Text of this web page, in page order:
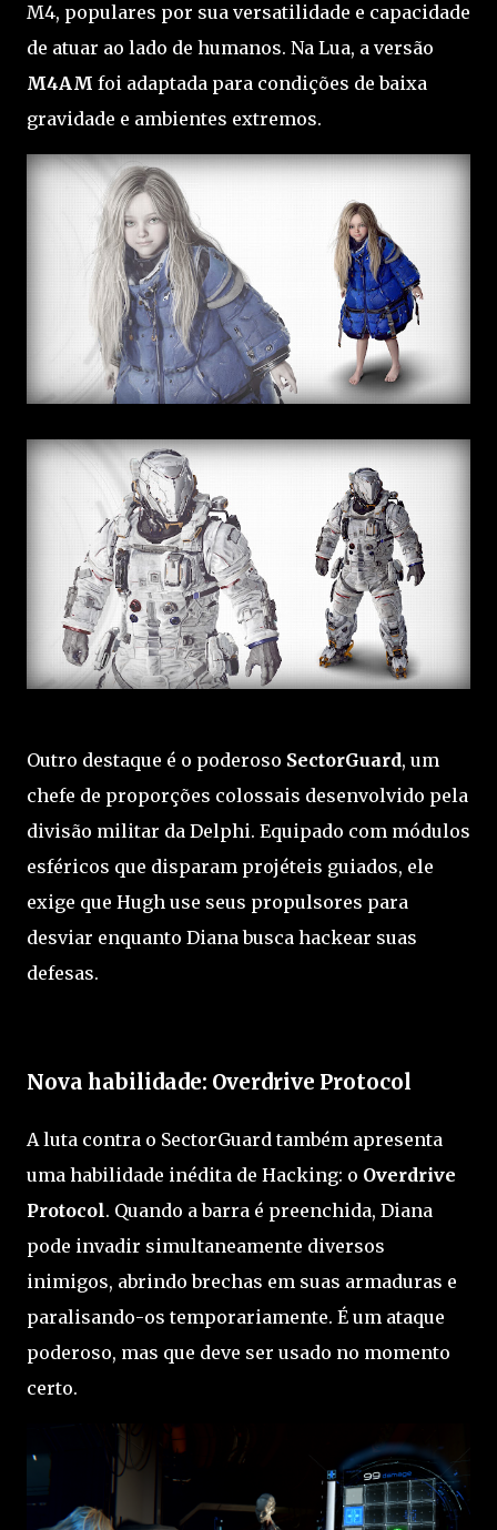
M4, populares por sua versatilidade e capacidade
de atuar ao lado de humanos. Na Lua, a versão
M4AM foi adaptada para condições de baixa
gravidade e ambientes extremos.
Outro destaque é o poderoso SectorGuard, um
chefe de proporções colossais desenvolvido pela
divisão militar da Delphi. Equipado com módulos
esféricos que disparam projéteis guiados, ele
exige que Hugh use seus propulsores para
desviar enquanto Diana busca hackear suas
defesas.
Nova habilidade: Overdrive Protocol
A luta contra o SectorGuard também apresenta
uma habilidade inédita de Hacking: o Overdrive
Protocol. Quando a barra é preenchida, Diana
pode invadir simultaneamente diversos
inimigos, abrindo brechas em suas armaduras e
paralisando-os temporariamente. É um ataque
poderoso, mas que deve ser usado no momento
certo.